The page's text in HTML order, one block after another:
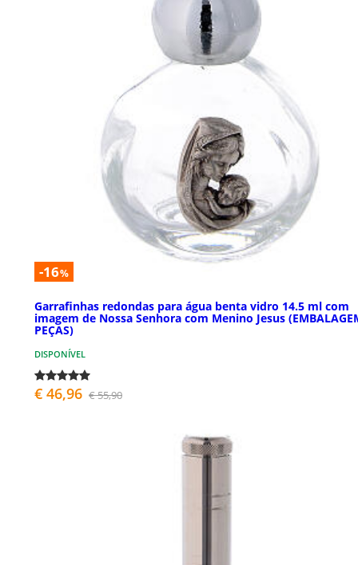
-16%
Garrafinhas redondas para água benta vidro 14.5 ml com
imagem de Nossa Senhora com Menino Jesus
PEÇAS)
DISPONÍVEL
€ 46,96 € 55,90